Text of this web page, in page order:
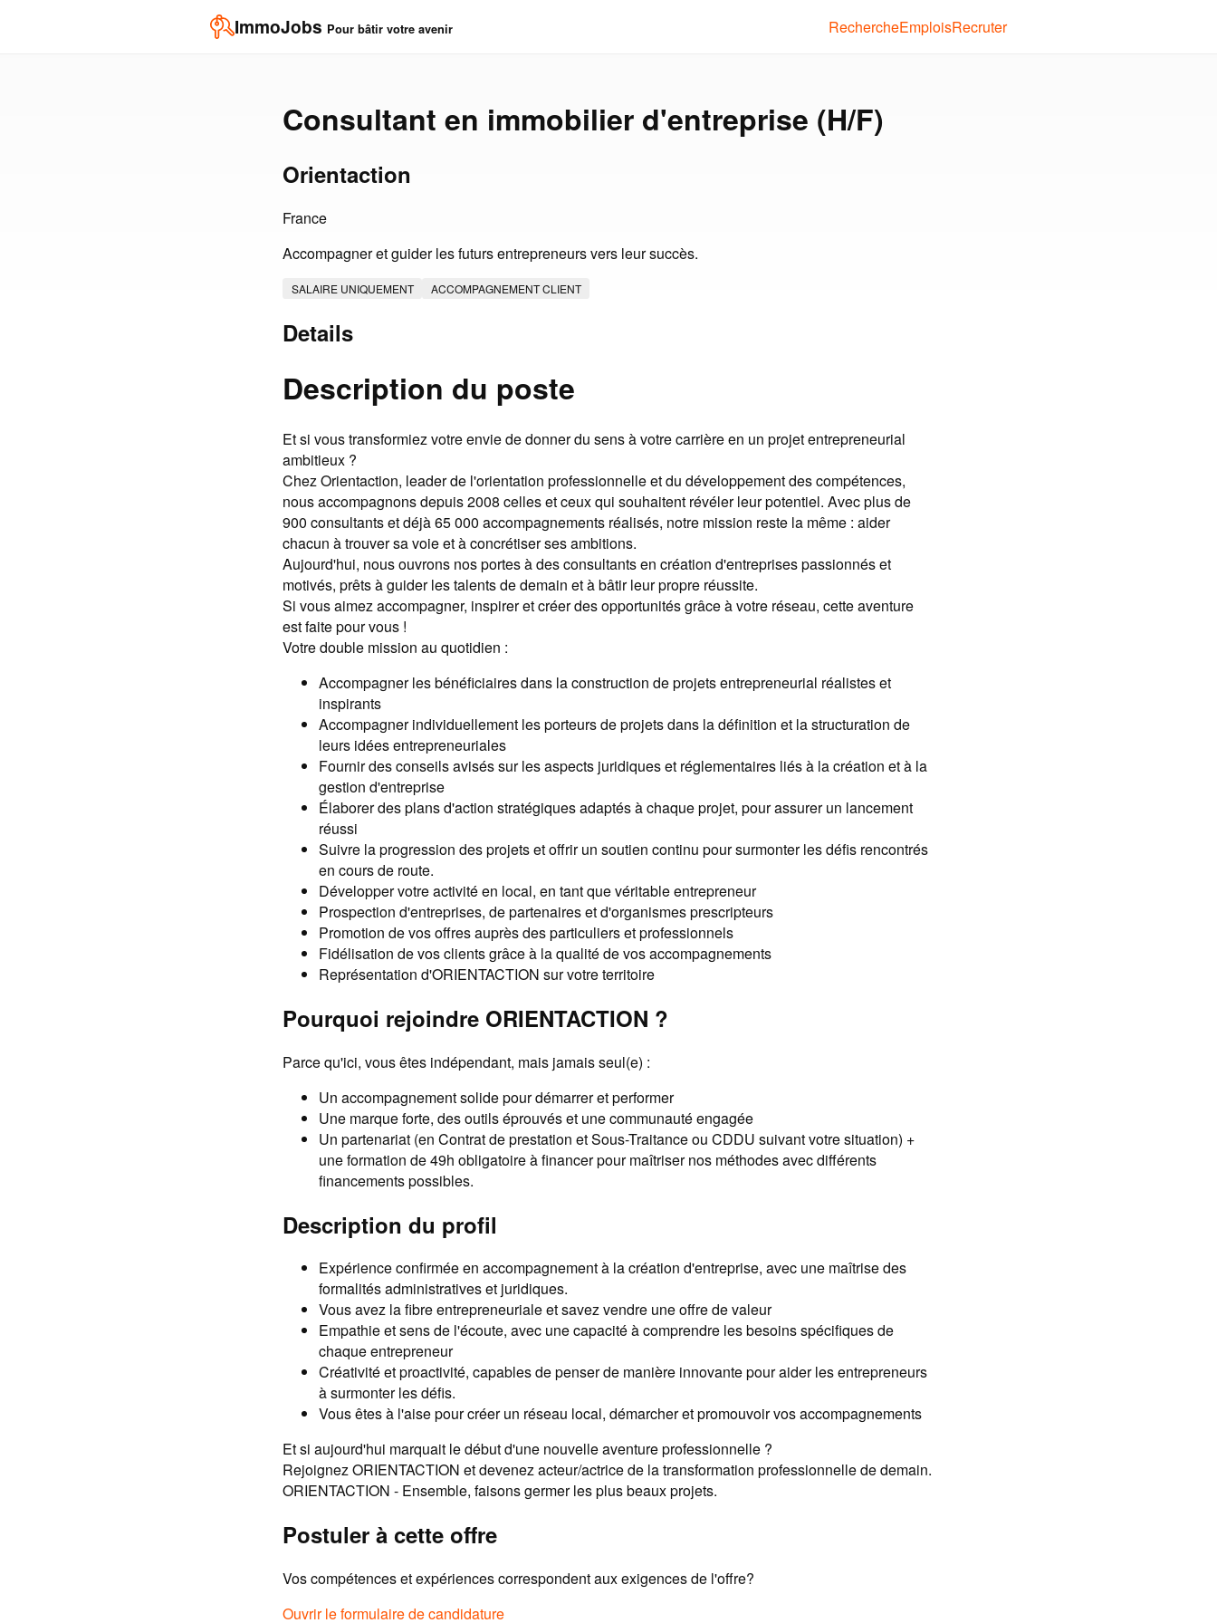
ImmoJobs Pour bâtir votre avenir RechercheEmploisRecruter
Consultant en immobilier d'entreprise (H/F)
Orientaction
France
Accompagner et guider les futurs entrepreneurs vers leur succès.
SALAIRE UNIQUEMENT ACCOMPAGNEMENT CLIENT
Details
Description du poste
Et si vous transformiez votre envie de donner du sens à votre carrière en un projet entrepreneurial
ambitieux ?
Chez Orientaction, leader de l'orientation professionnelle et du développement des compétences,
nous accompagnons depuis 2008 celles et ceux qui souhaitent révéler leur potentiel. Avec plus de
900 consultants et déjà 65 000 accompagnements réalisés, notre mission reste la même : aider
chacun à trouver sa voie et à concrétiser ses ambitions.
Aujourd'hui, nous ouvrons nos portes à des consultants en création d'entreprises passionnés et
motivés, prêts à guider les talents de demain et à bâtir leur propre réussite.
Si vous aimez accompagner, inspirer et créer des opportunités grâce à votre réseau, cette aventure
est faite pour vous !
Votre double mission au quotidien :
Accompagner les bénéficiaires dans la construction de projets entrepreneurial réalistes et
inspirants
Accompagner individuellement les porteurs de projets dans la définition et la structuration de
leurs idées entrepreneuriales
Fournir des conseils avisés sur les aspects juridiques et réglementaires liés à la création et à la
gestion d'entreprise
Élaborer des plans d'action stratégiques adaptés à chaque projet, pour assurer un lancement
réussi
Suivre la progression des projets et offrir un soutien continu pour surmonter les défis rencontrés
en cours de route.
Développer votre activité en local, en tant que véritable entrepreneur
Prospection d'entreprises, de partenaires et d'organismes prescripteurs
Promotion de vos offres auprès des particuliers et professionnels
Fidélisation de vos clients grâce à la qualité de vos accompagnements
Représentation d'ORIENTACTION sur votre territoire
Pourquoi rejoindre ORIENTACTION ?
Parce qu'ici, vous êtes indépendant, mais jamais seul(e) :
Un accompagnement solide pour démarrer et performer
Une marque forte, des outils éprouvés et une communauté engagée
Un partenariat (en Contrat de prestation et Sous-Traitance ou CDDU suivant votre situation) +
une formation de 49h obligatoire à financer pour maîtriser nos méthodes avec différents
financements possibles.
Description du profil
Expérience confirmée en accompagnement à la création d'entreprise, avec une maîtrise des
formalités administratives et juridiques.
Vous avez la fibre entrepreneuriale et savez vendre une offre de valeur
Empathie et sens de l'écoute, avec une capacité à comprendre les besoins spécifiques de
chaque entrepreneur
Créativité et proactivité, capables de penser de manière innovante pour aider les entrepreneurs
à surmonter les défis.
Vous êtes à l'aise pour créer un réseau local, démarcher et promouvoir vos accompagnements
Et si aujourd'hui marquait le début d'une nouvelle aventure professionnelle ?
Rejoignez ORIENTACTION et devenez acteur/actrice de la transformation professionnelle de demain.
ORIENTACTION - Ensemble, faisons germer les plus beaux projets.
Postuler à cette offre
Vos compétences et expériences correspondent aux exigences de l'offre?
Ouvrir le formulaire de candidature